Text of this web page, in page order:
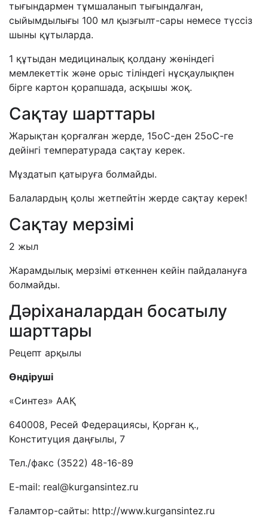
тығындармен тұмшаланып тығындалған,
сыйымдылығы 100 мл қызғылт-сары немесе түссіз
шыны құтыларда.
1 құтыдан медициналық қолдану жөніндегі
мемлекеттік және орыс тіліндегі нұсқаулықпен
бірге картон қорапшада, асқышы жоқ.
Сақтау шарттары
Жарықтан қорғалған жерде, 15оС-ден 25оС-ге
дейінгі температурада сақтау керек.
Мұздатып қатыруға болмайды.
Балалардың қолы жетпейтін жерде сақтау керек!
Сақтау мерзімі
2 жыл
Жарамдылық мерзімі өткеннен кейін пайдалануға
болмайды.
Дәріханалардан босатылу
шарттары
Рецепт арқылы
Өндіруші
«Синтез» ААҚ
640008, Ресей Федерациясы, Қорған қ.,
Конституция даңғылы, 7
Тел./факс (3522) 48-16-89
E-mail: real@kurgansintez.ru
Ғаламтор-сайты: http://www.kurgansintez.ru